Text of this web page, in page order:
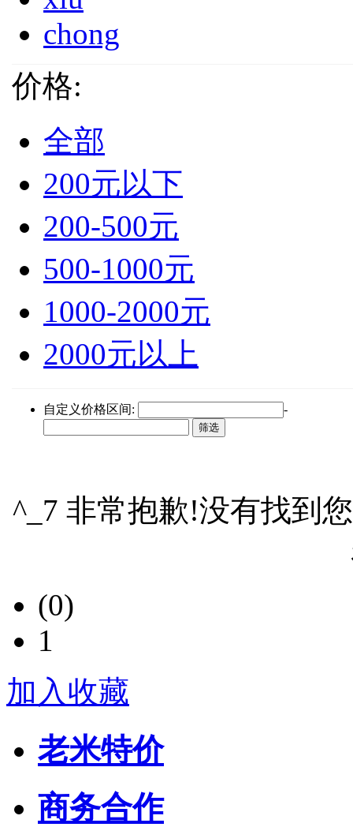
chong
价格:
全部
200元以下
200-500元
500-1000元
1000-2000元
2000元以上
自定义价格区间: -
^_7 非常抱歉!没有找到
(0)
1
加入收藏
老米特价
商务合作